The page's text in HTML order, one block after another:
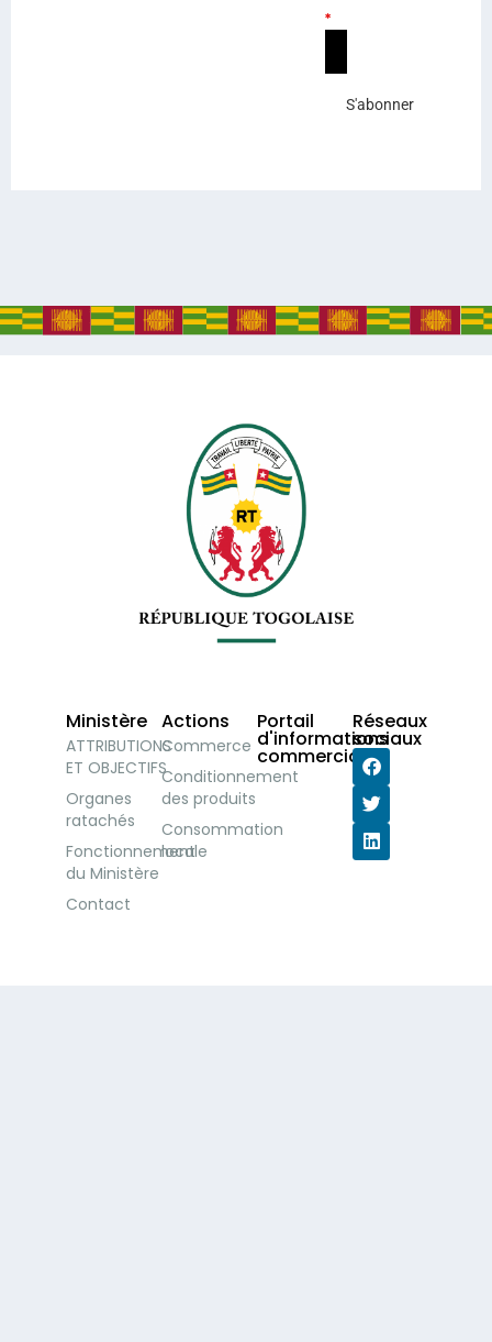
*
S'abonner
Ministère
ATTRIBUTIONS
ET OBJECTIFS
Organes
ratachés
Fonctionnement
du Ministère
Contact
Actions
Commerce
Conditionnement
des produits
Consommation
locale
Portail
d'informations
commerciales
Réseaux
sociaux